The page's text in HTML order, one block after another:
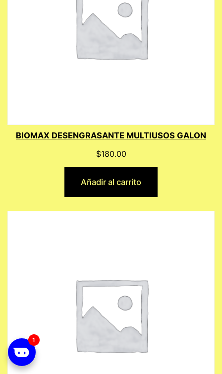
BIOMAX DESENGRASANTE MULTIUSOS GALON
$180.00
Añadir al carrito